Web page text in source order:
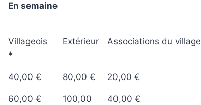
En semaine
Villageois
*
Extérieur Associations du village
40,00 € 80,00 € 20,00 €
60,00 €
100,00
40,00 €